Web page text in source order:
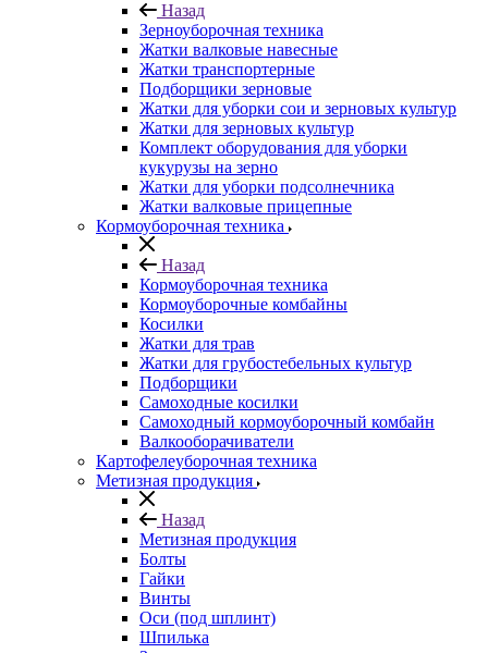
Назад
Зерноуборочная техника
Жатки валковые навесные
Жатки транспортерные
Подборщики зерновые
Жатки для уборки сои и зерновых культур
Жатки для зерновых культур
Комплект оборудования для уборки
кукурузы на зерно
Жатки для уборки подсолнечника
Жатки валковые прицепные
Кормоуборочная техника
Назад
Кормоуборочная техника
Кормоуборочные комбайны
Косилки
Жатки для трав
Жатки для грубостебельных культур
Подборщики
Самоходные косилки
Самоходный кормоуборочный комбайн
Валкооборачиватели
Картофелеуборочная техника
Метизная продукция
Назад
Метизная продукция
Болты
Гайки
Винты
Оси (под шплинт)
Шпилька